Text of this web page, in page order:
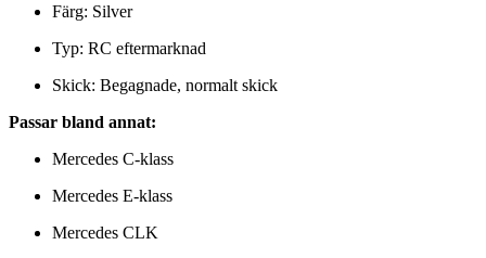
Färg: Silver
Typ: RC eftermarknad
Skick: Begagnade, normalt skick
Passar bland annat:
Mercedes C-klass
Mercedes E-klass
Mercedes CLK